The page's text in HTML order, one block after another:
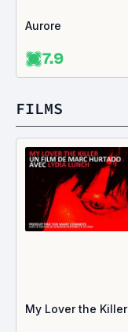
Aurore
7.9
FILMS
My Lover the Killer